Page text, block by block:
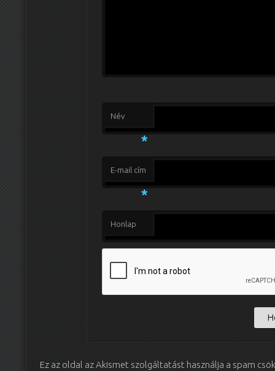
Név
*
E-mail cím
*
Honlap
Ez az oldal az Akismet szolgáltatást használja a spam